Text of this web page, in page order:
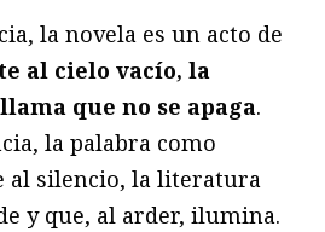
la novela es un acto de
al cielo vacío, la
que no se apaga.
la palabra como
al silencio, la literatura
y que, al arder, ilumina.